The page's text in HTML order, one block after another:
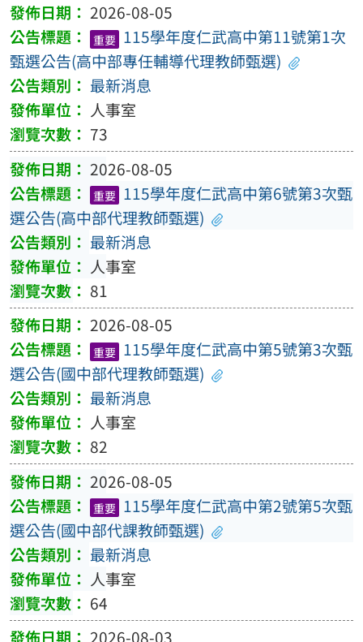
2026-08-05
重要 115學年度仁武高中第11號第1次
甄選公告(高中部專任輔導代理教師甄選)
最新消息
人事室
73
2026-08-05
重要 115學年度仁武高中第6號第3次甄
選公告(高中部代理教師甄選)
最新消息
人事室
81
2026-08-05
重要 115學年度仁武高中第5號第3次甄
選公告(國中部代理教師甄選)
最新消息
人事室
82
2026-08-05
重要 115學年度仁武高中第2號第5次甄
選公告(國中部代課教師甄選)
最新消息
人事室
64